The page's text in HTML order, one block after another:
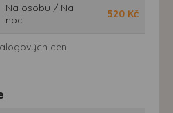
Na osobu / Na
noc
520 Kč
cen